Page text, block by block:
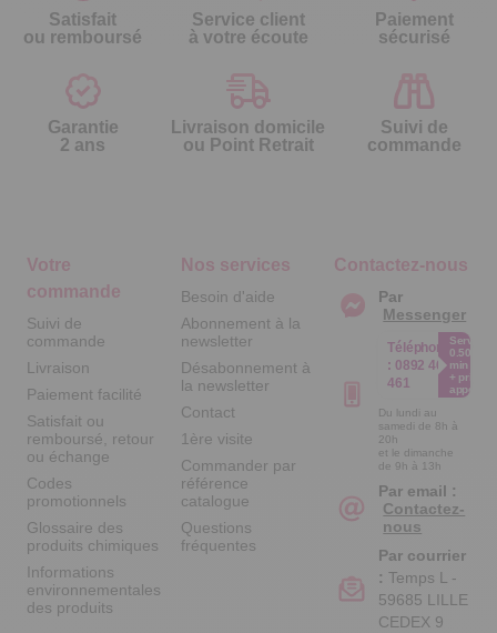
Satisfait
ou remboursé
Service client
à votre écoute
Paiement
sécurisé
Garantie
2 ans
Livraison domicile
ou Point Retrait
Suivi de
commande
Votre
commande
Suivi de
commande
Livraison
Paiement facilité
Satisfait ou
remboursé, retour
ou échange
Codes
promotionnels
Glossaire des
produits chimiques
Informations
environnementales
des produits
Nos services
Besoin d'aide
Abonnement à la
newsletter
Désabonnement à
la newsletter
Contact
1ère visite
Commander par
référence
catalogue
Questions
fréquentes
Contactez-nous
Par
Messenger
Téléphone
: 0892 461
461
Service
0.50€ /
min
+ prix
appel
Du lundi au
samedi de 8h à
20h
et le dimanche
de 9h à 13h
Par email :
Contactez-
nous
Par courrier
: Temps L -
59685 LILLE
CEDEX 9